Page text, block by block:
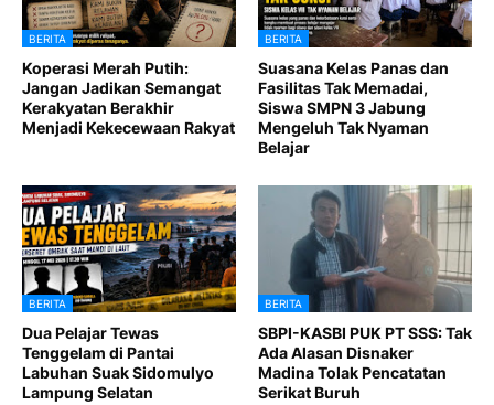
BERITA
Koperasi Merah Putih:
Jangan Jadikan Semangat
Kerakyatan Berakhir
Menjadi Kekecewaan Rakyat
BERITA
Suasana Kelas Panas dan
Fasilitas Tak Memadai,
Siswa SMPN 3 Jabung
Mengeluh Tak Nyaman
Belajar
BERITA
Dua Pelajar Tewas
Tenggelam di Pantai
Labuhan Suak Sidomulyo
Lampung Selatan
BERITA
SBPI-KASBI PUK PT SSS: Tak
Ada Alasan Disnaker
Madina Tolak Pencatatan
Serikat Buruh